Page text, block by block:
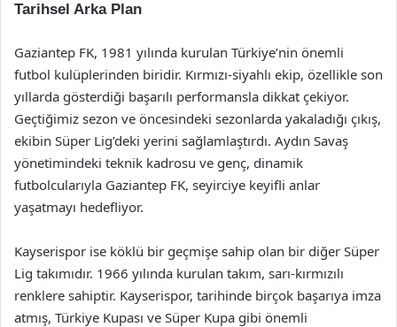
Tarihsel Arka Plan
Gaziantep FK, 1981 yılında kurulan Türkiye’nin önemli
futbol kulüplerinden biridir. Kırmızı-siyahlı ekip, özellikle son
yıllarda gösterdiği başarılı performansla dikkat çekiyor.
Geçtiğimiz sezon ve öncesindeki sezonlarda yakaladığı çıkış,
ekibin Süper Lig’deki yerini sağlamlaştırdı. Aydın Savaş
yönetimindeki teknik kadrosu ve genç, dinamik
futbolcularıyla Gaziantep FK, seyirciye keyifli anlar
yaşatmayı hedefliyor.
Kayserispor ise köklü bir geçmişe sahip olan bir diğer Süper
Lig takımıdır. 1966 yılında kurulan takım, sarı-kırmızılı
renklere sahiptir. Kayserispor, tarihinde birçok başarıya imza
atmış, Türkiye Kupası ve Süper Kupa gibi önemli